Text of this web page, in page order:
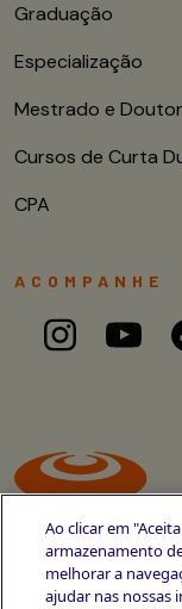
Graduação
Especialização
Mestrado e
Cursos de Curta
CPA
ACOMPANHE
Ao clicar em
armazenamento
melhorar a
ajudar nas nossas